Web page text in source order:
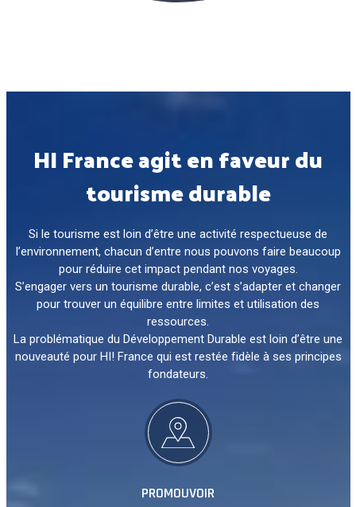
HI France agit en faveur du
tourisme durable
Si le tourisme est loin d’être une activité respectueuse de
l’environnement, chacun d’entre nous pouvons faire beaucoup
pour réduire cet impact pendant nos voyages.
S’engager vers un tourisme durable, c’est s’adapter et changer
pour trouver un équilibre entre limites et utilisation des
ressources.
La problématique du Développement Durable est loin d’être une
nouveauté pour HI! France qui est restée fidèle à ses principes
fondateurs.
PROMOUVOIR